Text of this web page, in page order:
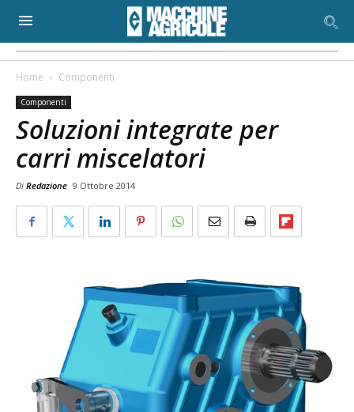
Home Componenti
Componenti
Soluzioni integrate per
carri miscelatori
Di Redazione 9 Ottobre 2014